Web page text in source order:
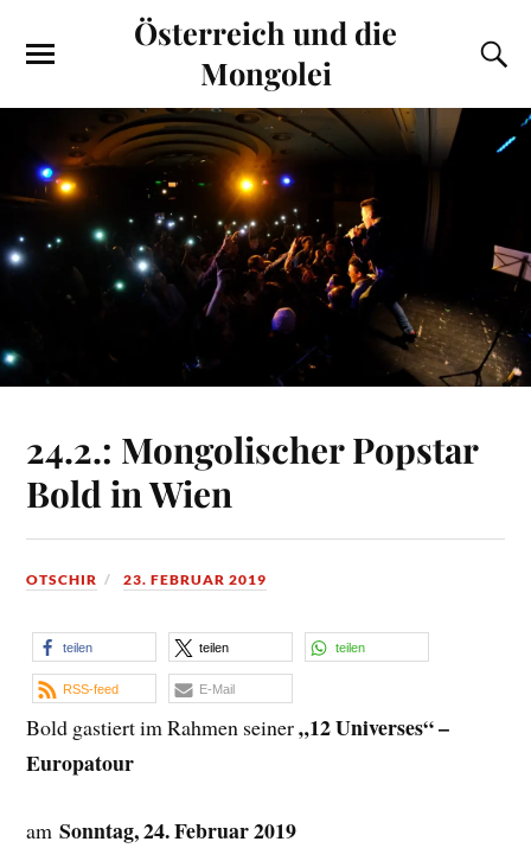
Österreich und die
Mongolei
24.2.: Mongolischer Popstar
Bold in Wien
OTSCHIR 23. FEBRUAR 2019
teilen teilen teilen
RSS-feed E-Mail
Bold gastiert im Rahmen seiner„12 Universes“ –
Europatour
amSonntag, 24. Februar 2019